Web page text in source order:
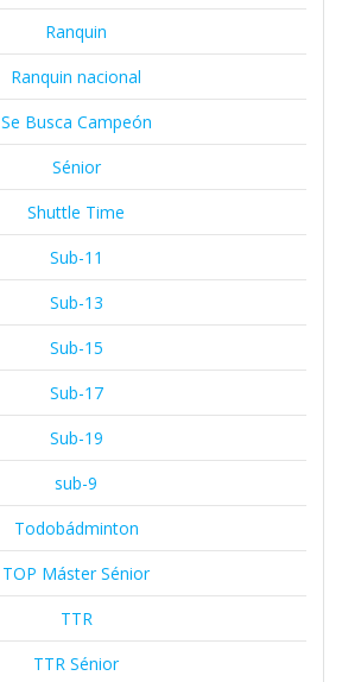
Ranquin
Ranquin nacional
Se Busca Campeón
Sénior
Shuttle Time
Sub-11
Sub-13
Sub-15
Sub-17
Sub-19
sub-9
Todobádminton
TOP Máster Sénior
TTR
TTR Sénior